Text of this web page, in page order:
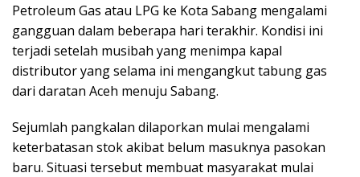
Petroleum Gas atau LPG ke Kota Sabang mengalami
gangguan dalam beberapa hari terakhir. Kondisi ini
terjadi setelah musibah yang menimpa kapal
distributor yang selama ini mengangkut tabung gas
dari daratan Aceh menuju Sabang.
Sejumlah pangkalan dilaporkan mulai mengalami
keterbatasan stok akibat belum masuknya pasokan
baru. Situasi tersebut membuat masyarakat mulai